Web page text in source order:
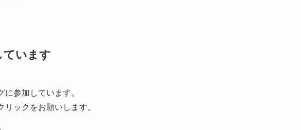
ています
参加しています。
ックをお願いします。